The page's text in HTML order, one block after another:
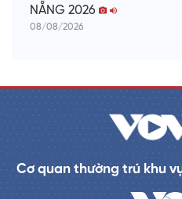
NẴNG 2026
08/08/2026
Cơ quan thường trú khu